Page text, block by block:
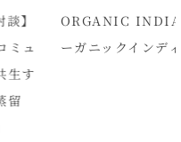
ORGANIC INDIA オ
ーガニックインディア